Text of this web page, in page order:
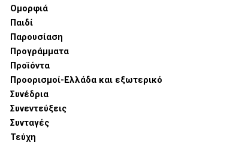
Ομορφιά
Παιδί
Παρουσίαση
Προγράμματα
Προϊόντα
Προορισμοί-Ελλάδα και εξωτερικό
Συνέδρια
Συνεντεύξεις
Συνταγές
Τεύχη